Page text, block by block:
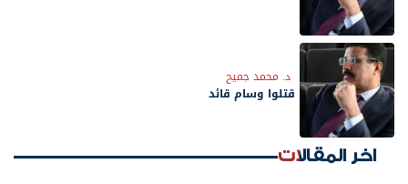
د. محمد جميح
قتلوا وسام قائد
اخر المقالات